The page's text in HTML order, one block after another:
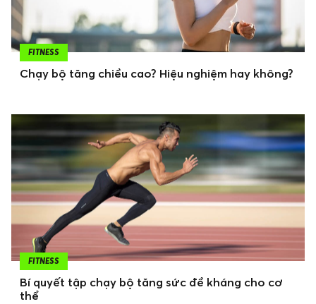
FITNESS
Chạy bộ tăng chiều cao? Hiệu nghiệm hay không?
FITNESS
Bí quyết tập chạy bộ tăng sức đề kháng cho cơ
thể